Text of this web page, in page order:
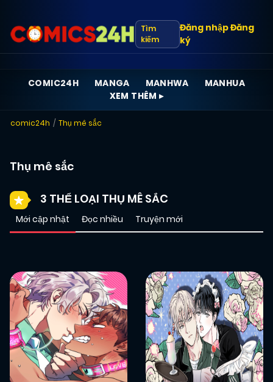
Tìm
kiếm
Đăng nhậpĐăng
ký
COMIC24H MANGA MANHWA
MANHUA
XEM THÊM ▸
comic24h Thụ mê sắc
Thụ mê sắc
3 THỂ LOẠI THỤ MÊ SẮC
Mới cập nhật Đọc nhiều Truyện mới